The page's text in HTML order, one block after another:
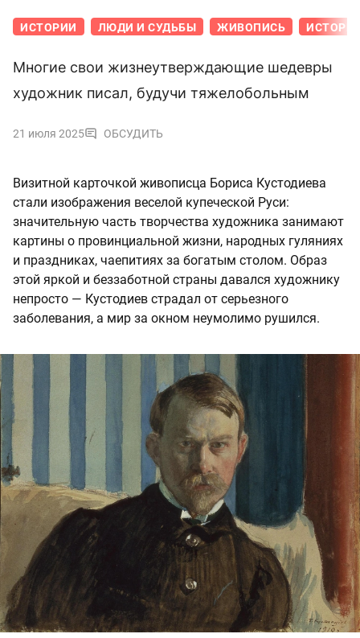
ИСТОРИИ ЛЮДИ И СУДЬБЫ ЖИВОПИСЬ
Многие свои жизнеутверждающие шедевры
художник писал, будучи тяжелобольным
21 июля 2025 ОБСУДИТЬ
Визитной карточкой живописца Бориса Кустодиева
стали изображения веселой купеческой Руси:
значительную часть творчества художника занимают
картины о провинциальной жизни, народных гуляниях
и праздниках, чаепитиях за богатым столом. Образ
этой яркой и беззаботной страны давался художнику
непросто — Кустодиев страдал от серьезного
заболевания, а мир за окном неумолимо рушился.